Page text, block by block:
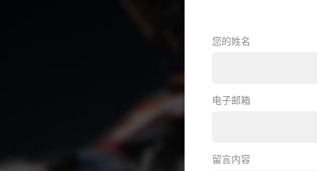
您的姓名
电子邮箱
留言内容